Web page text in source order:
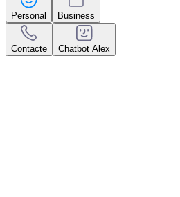
Personal Business
Contacte Chatbot Alex